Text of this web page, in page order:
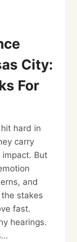
City:
For
hard in
carry
But
and
stakes
fast.
hearings.